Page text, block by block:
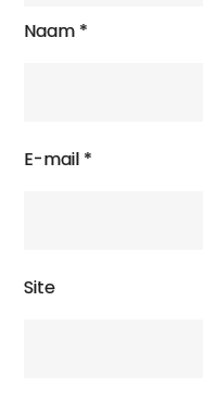
Naam *
E-mail *
Site